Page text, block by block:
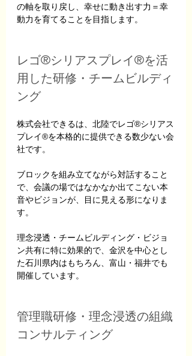
の軸を取り戻し、幸せに動き出す力＝幸
動力を育てることを目指します。
レゴ®シリアスプレイ®を活
用した研修・チームビルディ
ング
株式会社できるは、北陸でレゴ®シリアス
プレイ®を本格的に提供できる数少ない会
社です。
ブロックを組み立てながら対話すること
で、会議の場ではなかなか出てこない本
音やビジョンが、目に見える形になりま
す。
理念浸透・チームビルディング・ビジョ
ン共有に特に効果的で、金沢を中心とし
た石川県内はもちろん、富山・福井でも
開催しています。
管理職研修・理念浸透の組織
コンサルティング